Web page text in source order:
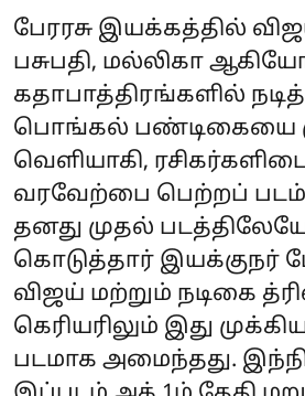
பேரரசு இயக்கத்தில்
பசுபதி, மல்லிகா
கதாபாத்திரங்களில்
பொங்கல் பண்டிகையை
வெளியாகி,
வரவேற்பை பெற்றப் படம்
தனது முதல்
கொடுத்தார் இயக்குநர்
விஜய் மற்றும் நடிகை
கெரியரிலும் இது
படமாக அமைந்தது.